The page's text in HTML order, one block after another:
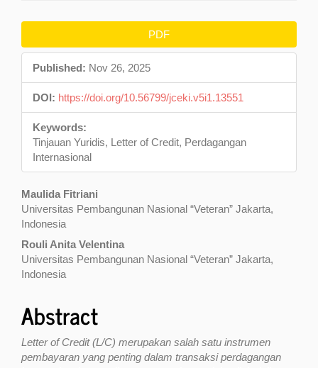
Article
Sidebar
PDF
Published: Nov 26, 2025
DOI: https://doi.org/10.56799/jceki.v5i1.13551
Keywords:
Tinjauan Yuridis, Letter of Credit, Perdagangan
Internasional
Main
Article
Content
Maulida Fitriani
Universitas Pembangunan Nasional “Veteran” Jakarta,
Indonesia
Rouli Anita Velentina
Universitas Pembangunan Nasional “Veteran” Jakarta,
Indonesia
Abstract
Letter of Credit (L/C) merupakan salah satu instrumen
pembayaran yang penting dalam transaksi perdagangan